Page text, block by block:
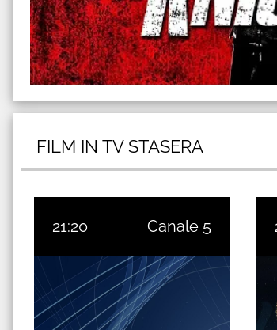
FILM IN TV STASERA
21:20 Canale 5